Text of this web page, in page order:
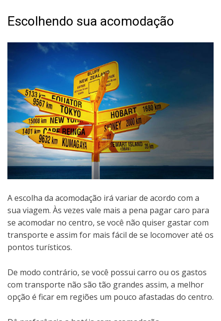
Escolhendo sua acomodação
A escolha da acomodação irá variar de acordo com a
sua viagem. Às vezes vale mais a pena pagar caro para
se acomodar no centro, se você não quiser gastar com
transporte e assim for mais fácil de se locomover até os
pontos turísticos.
De modo contrário, se você possui carro ou os gastos
com transporte não são tão grandes assim, a melhor
opção é ficar em regiões um pouco afastadas do centro.